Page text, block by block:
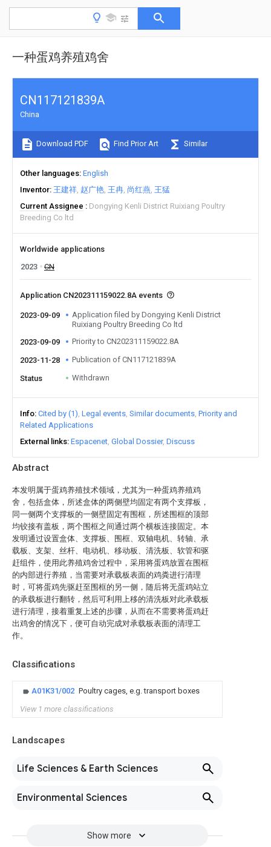
一种蛋鸡养殖鸡舍
Abstract
本发明属于蛋鸡养殖技术领域，尤其为一种蛋鸡养殖鸡
舍，包括盒体，所述盒体的两侧壁均固定有两个支撑板，
同一侧两个支撑板的一侧壁固定有围框，所述围框的顶部
均铰接有盖板，两个围框之间通过两个横板连接固定。本
发明通过设置盒体、支撑板、围框、双轴电机、转轴、承
载板、支架、丝杆、电动机、移动板、清洗板、软管和驱
赶组件，使用此养殖鸡舍过程中，采用将蛋鸡放置在围框
的内部进行养殖，当需要对承载板表面的鸡粪进行清理
时，可将蛋鸡先驱赶至围框的另一侧，随后将无蛋鸡站立
的承载板进行翻转，然后可利用上移的清洗板对此承载板
进行清理，接着重复上述的步骤，从而在不需要将蛋鸡赶
出鸡舍的情况下，便可自动完成对承载板表面的清理工
作。
Classifications
A01K31/002 Poultry cages, e.g. transport boxes
View 1 more classifications
Landscapes
Life Sciences & Earth Sciences
Environmental Sciences
Show more
CN117121839A
China
Download PDF Find Prior Art Similar
Other languages English
Inventor 王建祥 赵广艳 王冉 尚红燕 王猛
Current Assignee
Dongying Kenli District Ruixiang Poultry
Breeding Co ltd
Worldwide applications
2023
CN
Application CN202311159022.8A events
2023-09-09
Application filed by Dongying Kenli District
Ruixiang Poultry Breeding Co ltd
2023-09-09
Priority to CN202311159022.8A
2023-11-28 Publication of CN117121839A
Status Withdrawn
Info Cited by (1) Legal events Similar documents Priority and
Related Applications
External links Espacenet Global Dossier Discuss